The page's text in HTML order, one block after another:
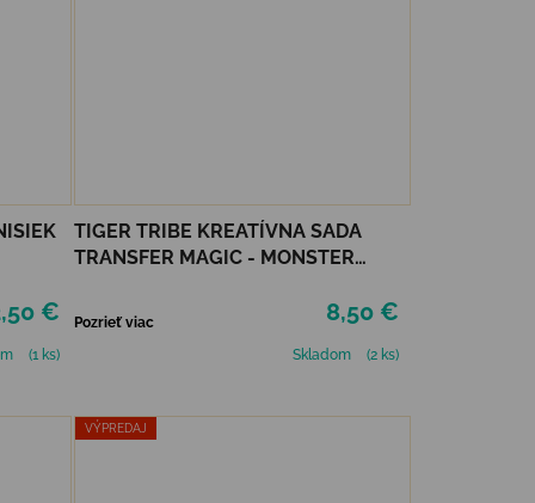
€
(1 ks)
TIGER TRIBE KREATÍVNA SADA
TRANSFER MAGIC - MONSTER
8,50 €
Pozrieť viac
Skladom
(2 ks)
VÝPREDAJ